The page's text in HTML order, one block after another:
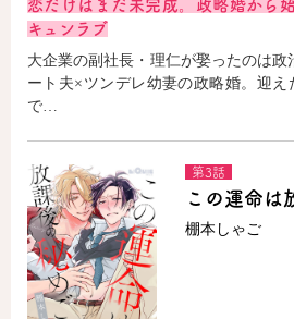
恋だけはまだ未完成。政略婚から
キュンラブ
大企業の副社長・理仁が娶ったのは政
ート夫×ツンデレ幼妻の政略婚。迎え
で…
第3話
この運命は
棚本しゃご